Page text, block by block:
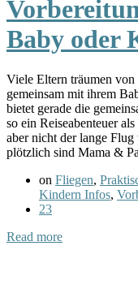
Baby oder
Viele Eltern träumen
gemeinsam mit ihrem
bietet gerade die
so ein Reiseabenteuer
aber nicht der lange
plötzlich sind Mama &
on Fliegen,
Kindern Infos,
23
Read more